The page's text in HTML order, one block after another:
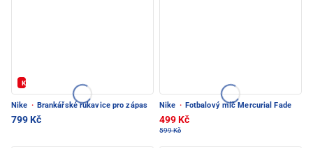
Kód: FOTBAL20
Nike · Brankářské rukavice pro zápas
799 Kč
Nike · Fotbalový míč Mercurial Fade
499 Kč
599 Kč